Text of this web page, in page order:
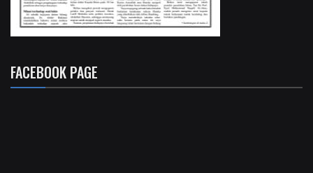
FACEBOOK PAGE